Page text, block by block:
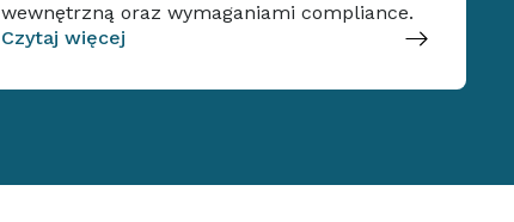
wewnętrzną oraz wymaganiami compliance.
Czytaj więcej